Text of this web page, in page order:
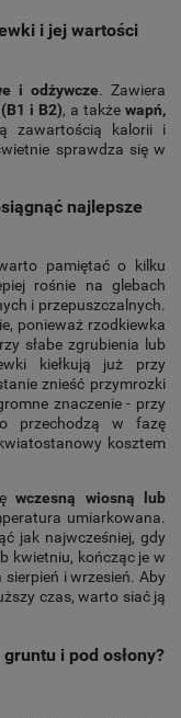
i jej wartości
i odżywcze. Zawiera
i B2), a takżewapń,
zawartością kalorii i
sprawdza się w
najlepsze
pamiętać o kilku
rośnie na glebach
i przepuszczalnych.
ponieważ rzodkiewka
słabe zgrubienia lub
kiełkują już przy
znieść przymrozki
znaczenie - przy
przechodzą w fazę
kosztem
wczesną wiosną lub
umiarkowana.
jak najwcześniej, gdy
kwietniu, kończąc je w
i wrzesień. Aby
czas, warto siać ją
i pod osłony?